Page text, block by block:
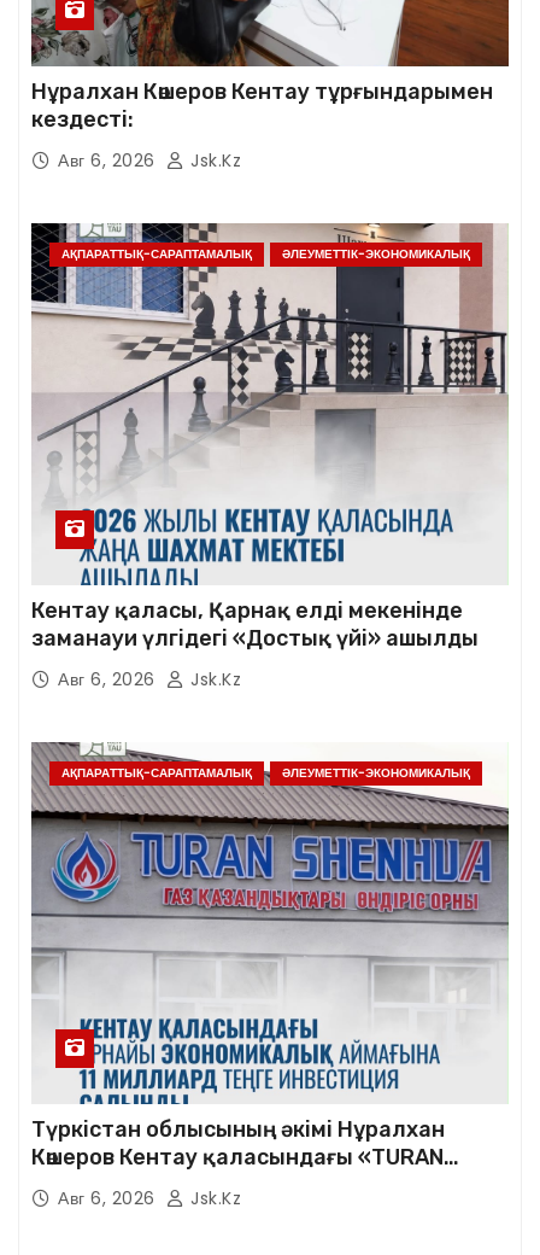
Нұралхан Көшеров Кентау тұрғындарымен
кездесті:
Авг 6, 2026 Jsk.kz
АҚПАРАТТЫҚ-САРАПТАМАЛЫҚ ӘЛЕУМЕТТІК-ЭКОНОМИКАЛЫҚ
Кентау қаласы, Қарнақ елді мекенінде
заманауи үлгідегі «Достық үйі» ашылды
Авг 6, 2026 Jsk.kz
АҚПАРАТТЫҚ-САРАПТАМАЛЫҚ ӘЛЕУМЕТТІК-ЭКОНОМИКАЛЫҚ
Түркістан облысының әкімі Нұралхан
Көшеров Кентау қаласындағы «TURAN
SHENHUA» зауытының жұмысымен
танысты
Авг 6, 2026 Jsk.kz